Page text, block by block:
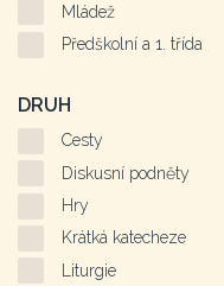
Mládež
Předškolní a 1. třída
DRUH
Cesty
Diskusní podněty
Hry
Krátká katecheze
Liturgie